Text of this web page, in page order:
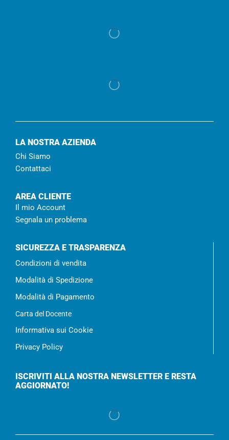
LA NOSTRA AZIENDA
Chi Siamo
Contattaci
AREA CLIENTE
Il mio Account
Segnala un problema
SICUREZZA E TRASPARENZA
Condizioni di vendita
Modalità di Spedizione
Modalità di Pagamento
Carta del Docente
Informativa sui Cookie
Privacy Policy
ISCRIVITI ALLA NOSTRA NEWSLETTER E RESTA
AGGIORNATO!